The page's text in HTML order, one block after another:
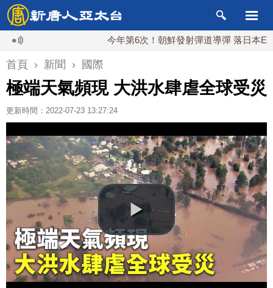
今年第6次！朝鮮發射彈道導彈 落日本EEZ外
首頁 › 新聞 › 國際
極端天氣頻現 大洪水肆虐全球受災
更新時間：2022-07-23 13:27:24